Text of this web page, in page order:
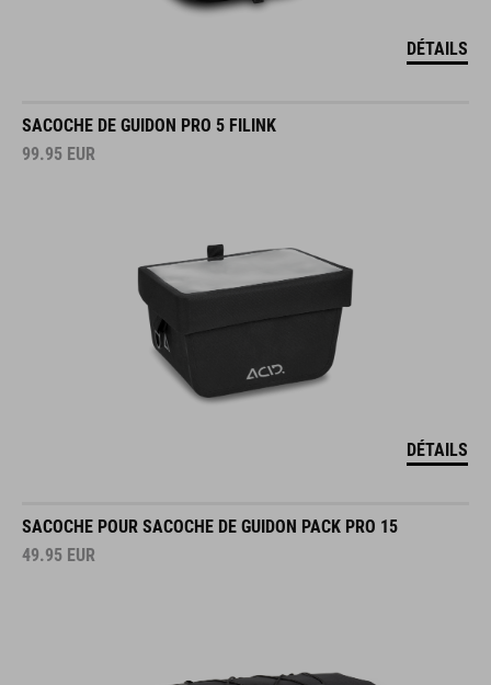
DÉTAILS
SACOCHE DE GUIDON PRO 5 FILINK
99.95 EUR
DÉTAILS
SACOCHE POUR SACOCHE DE GUIDON PACK PRO 15
49.95 EUR